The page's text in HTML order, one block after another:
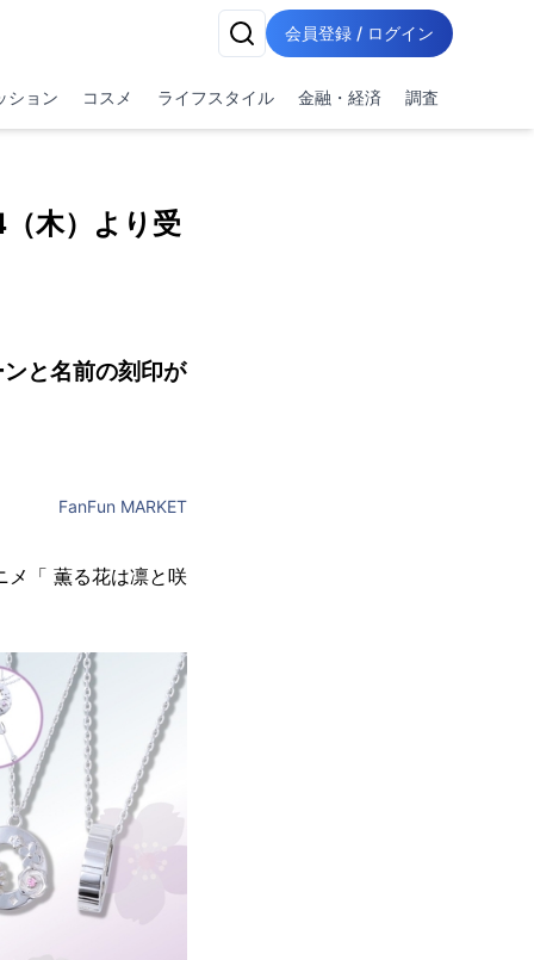
会員登録 / ログイン
ション コスメ ライフスタイル 金融・経済 調査
木）より受
と名前の刻印が
FanFun MARKET
メ「 薫る花は凛と咲